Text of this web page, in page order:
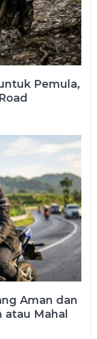
Pemula,
Aman dan
atau Mahal